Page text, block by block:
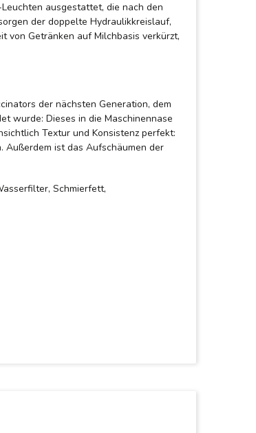
ausgestattet, die nach den
der doppelte Hydraulikkreislauf,
von Getränken auf Milchbasis verkürzt,
der nächsten Generation, dem
wurde: Dieses in die Maschinennase
Textur und Konsistenz perfekt:
Außerdem ist das Aufschäumen der
Schmierfett,